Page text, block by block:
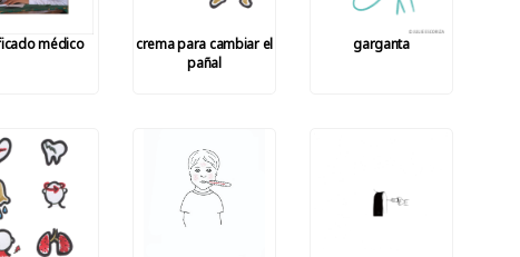
médico
crema para cambiar el
pañal
garganta